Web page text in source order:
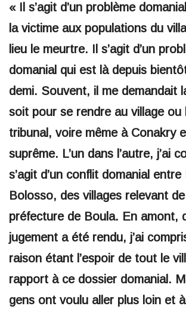
« Il s’agit d’un problème
la victime aux populations du
lieu le meurtre. Il s’agit d’un
domanial qui est là depuis
demi. Souvent, il me demandait
soit pour se rendre au village ou
tribunal, voire même à Conakry
suprême. L’un dans l’autre, j’ai
s’agit d’un conflit domanial
Bolosso, des villages relevant
préfecture de Boula. En amont,
jugement a été rendu, j’ai
raison étant l’espoir de tout le
rapport à ce dossier domanial.
gens ont voulu aller plus loin et